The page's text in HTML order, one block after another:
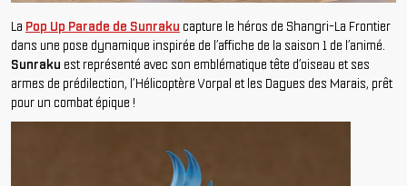
La Pop Up Parade de Sunraku capture le héros de Shangri-La Frontier
dans une pose dynamique inspirée de l’affiche de la saison 1 de l’animé.
Sunraku est représenté avec son emblématique tête d’oiseau et ses
armes de prédilection, l’Hélicoptère Vorpal et les Dagues des Marais, prêt
pour un combat épique !